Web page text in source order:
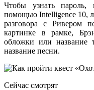
Чтобы узнать
помощью Intelligence 10,
разговора с Ривером
картинке в рамке,
обложки или название
название песни.
Сейчас смотрят